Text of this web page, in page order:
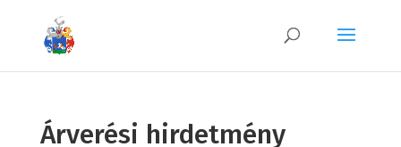
Árverési hirdetmény